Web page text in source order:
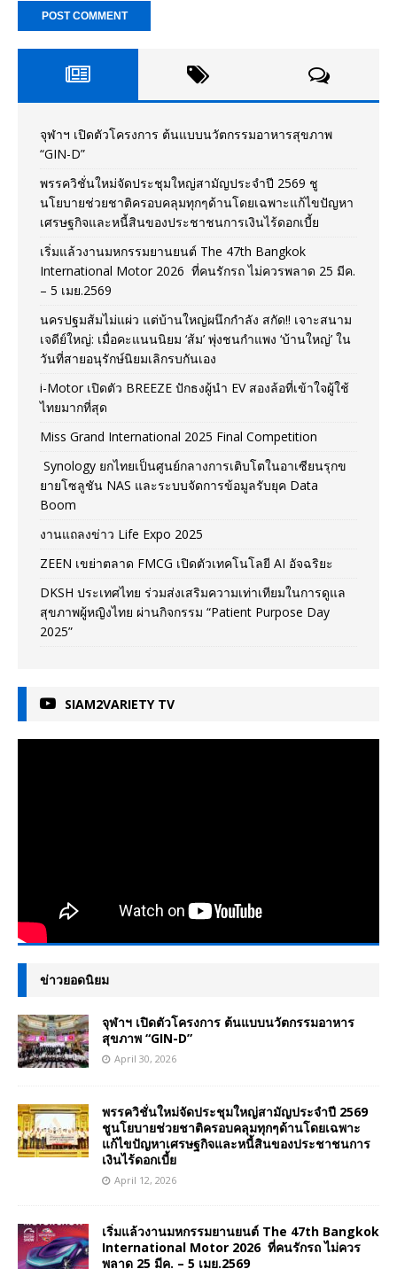
จุฬาฯ เปิดตัวโครงการ ต้นแบบนวัตกรรมอาหารสุขภาพ
“GIN-D”
พรรควิชั่นใหม่จัดประชุมใหญ่สามัญประจำปี 2569 ชู
นโยบายช่วยชาติครอบคลุมทุกๆด้านโดยเฉพาะแก้ไขปัญหา
เศรษฐกิจและหนี้สินของประชาชนการเงินไร้ดอกเบี้ย
เริ่มแล้วงานมหกรรมยานยนต์ The 47th Bangkok
International Motor 2026 ที่คนรักรถ ไม่ควรพลาด 25 มีค.
– 5 เมย.2569
นครปฐมส้มไม่แผ่ว แต่บ้านใหญ่ผนึกกำลัง สกัด!! เจาะสนาม
เจดีย์ใหญ่: เมื่อคะแนนนิยม ‘ส้ม’ พุ่งชนกำแพง ‘บ้านใหญ่’ ใน
วันที่สายอนุรักษ์นิยมเลิกรบกันเอง
i-Motor เปิดตัว BREEZE ปักธงผู้นำ EV สองล้อที่เข้าใจผู้ใช้
ไทยมากที่สุด
Miss Grand International 2025 Final Competition
Synology ยกไทยเป็นศูนย์กลางการเติบโตในอาเซียนรุกข
ยายโซลูชัน NAS และระบบจัดการข้อมูลรับยุค Data
Boom
งานแถลงข่าว Life Expo 2025
ZEEN เขย่าตลาด FMCG เปิดตัวเทคโนโลยี AI อัจฉริยะ
DKSH ประเทศไทย ร่วมส่งเสริมความเท่าเทียมในการดูแล
สุขภาพผู้หญิงไทย ผ่านกิจกรรม “Patient Purpose Day
2025”
SIAM2VARIETY TV
ข่าวยอดนิยม
จุฬาฯ เปิดตัวโครงการ ต้นแบบนวัตกรรมอาหาร
สุขภาพ “GIN-D”
April 30, 2026
พรรควิชั่นใหม่จัดประชุมใหญ่สามัญประจำปี 2569
ชูนโยบายช่วยชาติครอบคลุมทุกๆด้านโดยเฉพาะ
แก้ไขปัญหาเศรษฐกิจและหนี้สินของประชาชนการ
เงินไร้ดอกเบี้ย
April 12, 2026
เริ่มแล้วงานมหกรรมยานยนต์ The 47th Bangkok
International Motor 2026 ที่คนรักรถ ไม่ควร
พลาด 25 มีค. – 5 เมย.2569